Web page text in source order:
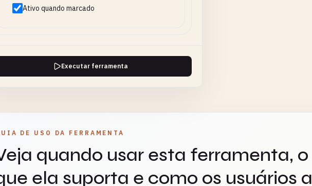
Ativo quando marcado
Executar ferramenta
DE USO DA FERRAMENTA
quando usar esta ferramenta, o
ela suporta e como os usuários a